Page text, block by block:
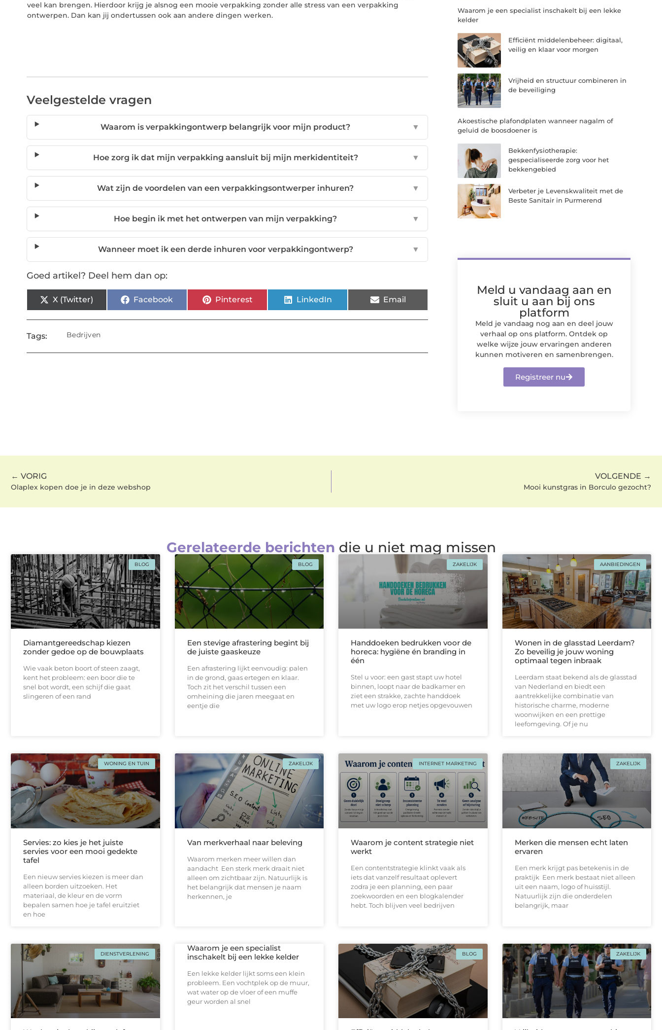
veel kan brengen. Hierdoor krijg je alsnog een mooie verpakking zonder alle stress van een verpakking
ontwerpen. Dan kan jij ondertussen ook aan andere dingen werken.
Veelgestelde vragen
Waarom is verpakkingontwerp belangrijk voor mijn product? ▼
Hoe zorg ik dat mijn verpakking aansluit bij mijn merkidentiteit? ▼
Wat zijn de voordelen van een verpakkingsontwerper inhuren? ▼
Hoe begin ik met het ontwerpen van mijn verpakking? ▼
Wanneer moet ik een derde inhuren voor verpakkingontwerp? ▼
Goed artikel? Deel hem dan op:
X (Twitter) Facebook Pinterest LinkedIn Email
Tags: Bedrijven
Waarom je een specialist inschakelt bij een lekke
kelder
Efficiënt middelenbeheer: digitaal,
veilig en klaar voor morgen
Vrijheid en structuur combineren in
de beveiliging
Akoestische plafondplaten wanneer nagalm of
geluid de boosdoener is
Bekkenfysiotherapie:
gespecialiseerde zorg voor het
bekkengebied
Verbeter je Levenskwaliteit met de
Beste Sanitair in Purmerend
Meld u vandaag aan en
sluit u aan bij ons
platform
Meld je vandaag nog aan en deel jouw
verhaal op ons platform. Ontdek op
welke wijze jouw ervaringen anderen
kunnen motiveren en samenbrengen.
Registreer nu
← VORIG
Olaplex kopen doe je in deze webshop
VOLGENDE →
Mooi kunstgras in Borculo gezocht?
Gerelateerde berichten die u niet mag missen
BLOG
Diamantgereedschap kiezen
zonder gedoe op de bouwplaats
Wie vaak beton boort of steen zaagt,
kent het probleem: een boor die te
snel bot wordt, een schijf die gaat
slingeren of een rand
BLOG
Een stevige afrastering begint bij
de juiste gaaskeuze
Een afrastering lijkt eenvoudig: palen
in de grond, gaas ertegen en klaar.
Toch zit het verschil tussen een
omheining die jaren meegaat en
eentje die
ZAKELIJK
Handdoeken bedrukken voor de
horeca: hygiëne én branding in
één
Stel u voor: een gast stapt uw hotel
binnen, loopt naar de badkamer en
ziet een strakke, zachtе handdoek
met uw logo erop netjes opgevouwen
AANBIEDINGEN
Wonen in de glasstad Leerdam?
Zo beveilig je jouw woning
optimaal tegen inbraak
Leerdam staat bekend als de glasstad
van Nederland en biedt een
aantrekkelijke combinatie van
historische charme, moderne
woonwijken en een prettige
leefomgeving. Of je nu
WONING EN TUIN
Servies: zo kies je het juiste
servies voor een mooi gedekte
tafel
Een nieuw servies kiezen is meer dan
alleen borden uitzoeken. Het
materiaal, de kleur en de vorm
bepalen samen hoe je tafel eruitziet
en hoe
ZAKELIJK
Van merkverhaal naar beleving
Waarom merken meer willen dan
aandacht Een sterk merk draait niet
alleen om zichtbaar zijn. Natuurlijk is
het belangrijk dat mensen je naam
herkennen, je
INTERNET MARKETING
Waarom je content strategie niet
werkt
Een contentstrategie klinkt vaak als
iets dat vanzelf resultaat oplevert
zodra je een planning, een paar
zoekwoorden en een blogkalender
hebt. Toch blijven veel bedrijven
ZAKELIJK
Merken die mensen echt laten
ervaren
Een merk krijgt pas betekenis in de
praktijk Een merk bestaat niet alleen
uit een naam, logo of huisstijl.
Natuurlijk zijn die onderdelen
belangrijk, maar
DIENSTVERLENING
Waarom je een specialist
inschakelt bij een lekke kelder
Een lekke kelder lijkt soms een klein
probleem. Een vochtplek op de muur,
wat water op de vloer of een muffe
geur worden al snel
BLOG ZAKELIJK